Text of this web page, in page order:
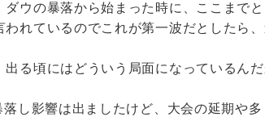
ウの暴落から始まった時に、ここまで
れているのでこれが第一波だとしたら
る頃にはどういう局面になっているん
し影響は出ましたけど、大会の延期や